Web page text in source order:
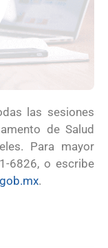
las sesiones
de Salud
Para mayor
6826, o escribe
.